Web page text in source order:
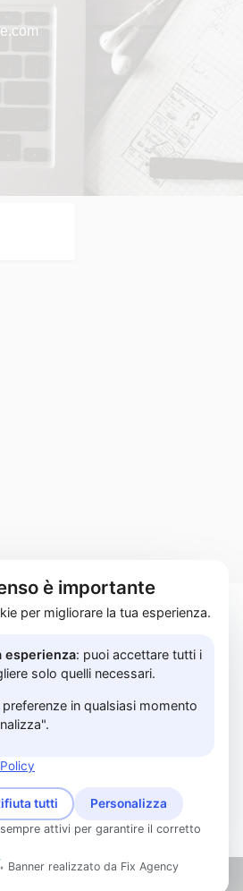
| P.I. 05614850658 |
—
Contattaci su WhatsApp!
è importante
per migliorare la tua esperienza.
esperienza: puoi accettare tutti i
solo quelli necessari.
in qualsiasi momento
tutti Personalizza
attivi per garantire il corretto
Banner realizzato da Fix Agency